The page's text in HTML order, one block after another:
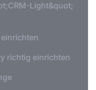
Light&quot;
richtig einrichten